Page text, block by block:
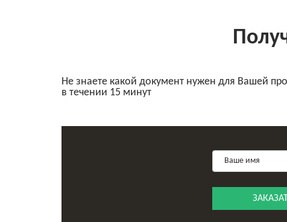
Не знаете какой документ нужен для Вашей
в течении 15 минут